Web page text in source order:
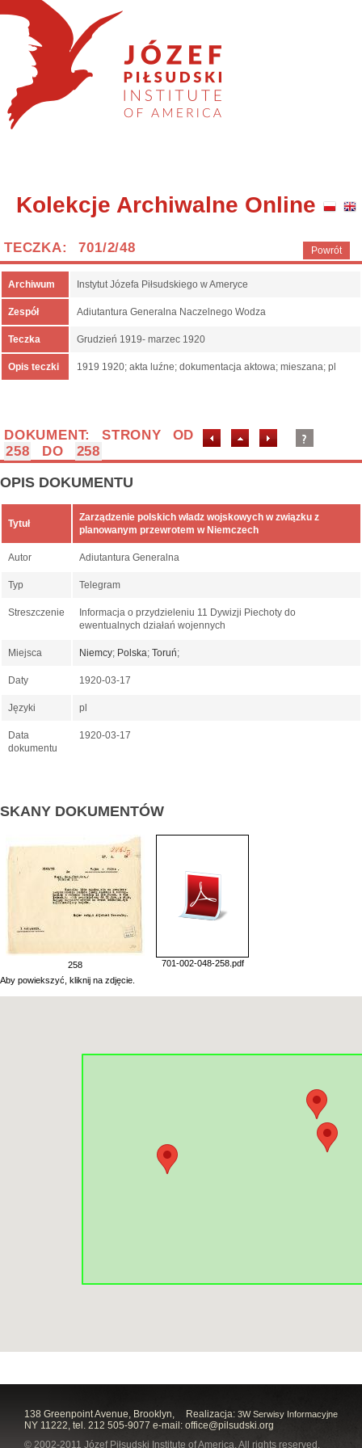
Kolekcje Archiwalne Online
Powrót
TECZKA: 701/2/48
Archiwum Instytut Józefa Piłsudskiego w Ameryce
Zespół Adiutantura Generalna Naczelnego Wodza
Teczka Grudzień 1919- marzec 1920
Opis teczki 1919 1920; akta luźne; dokumentacja aktowa; mieszana; pl
DOKUMENT: STRONY OD
258
DO 258
OPIS DOKUMENTU
Tytuł
Zarządzenie polskich władz wojskowych w związku z
planowanym przewrotem w Niemczech
Autor Adiutantura Generalna
Typ Telegram
Streszczenie
Informacja o przydzieleniu 11 Dywizji Piechoty do
ewentualnych działań wojennych
Miejsca Niemcy; Polska; Toruń;
Daty 1920-03-17
Języki pl
Data
dokumentu
1920-03-17
SKANY DOKUMENTÓW
258
701-002-048-258.pdf
Aby powiekszyć, kliknij na zdjęcie.
Realizacja: 3W Serwisy Informacyjne
138 Greenpoint Avenue, Brooklyn,
NY 11222, tel. 212 505-9077 e-mail: office@pilsudski.org
© 2002-2011 Józef Piłsudski Institute of America. All rights reserved.